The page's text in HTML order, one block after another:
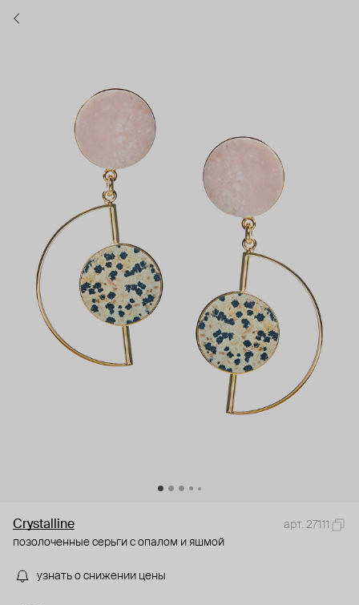
Crystalline
арт. 27111
позолоченные серьги с опалом и яшмой
узнать о снижении цены